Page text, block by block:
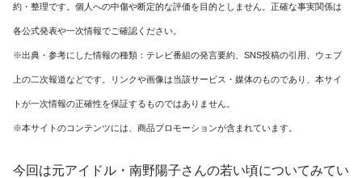
約・整理です。個人への中傷や断定的な評価を目的としません。正確な事実関係は
各公式発表や一次情報でご確認ください。
※出典・参考にした情報の種類：テレビ番組の発言要約、SNS投稿の引用、ウェブ
上の二次報道などです。リンクや画像は当該サービス・媒体のものであり、本サイ
トが一次情報の正確性を保証するものではありません。
※本サイトのコンテンツには、商品プロモーションが含まれています。
今回は元アイドル・南野陽子さんの若い頃についてみてい